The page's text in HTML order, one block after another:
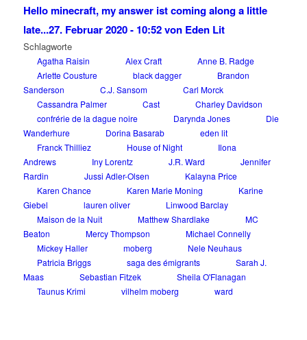
Hello minecraft, my answer ist coming along a little
late...27. Februar 2020 - 10:52 von Eden Lit
Schlagworte
Agatha Raisin Alex Craft
Anne B. Radge
Arlette Cousture
black dagger
Brandon
Sanderson
C.J. Sansom
Carl Morck
Cassandra Palmer
Cast
Charley Davidson
confrérie de la dague noire
Darynda Jones
Die
Wanderhure
Dorina Basarab
eden lit
Franck Thilliez
House of Night
Ilona
Andrews
Iny Lorentz J.R. Ward
Jennifer
Rardin
Jussi Adler-Olsen
Kalayna Price
Karen Chance
Karen Marie Moning
Karine
Giebel
lauren oliver
Linwood Barclay
Maison de la Nuit
Matthew Shardlake
MC
Beaton
Mercy Thompson
Michael Connelly
Mickey Haller
moberg
Nele Neuhaus
Patricia Briggs
saga des émigrants
Sarah J.
Maas
Sebastian Fitzek
Sheila O'Flanagan
Taunus Krimi
vilhelm moberg ward